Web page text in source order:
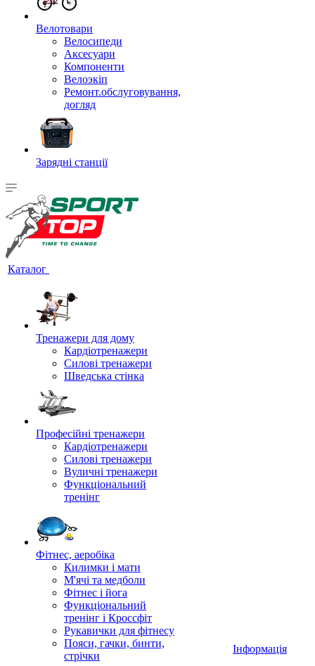
Велотовари
Велосипеди
Аксесуари
Компоненти
Велоэкіп
Ремонт.обслуговування,
догляд
Зарядні станції
Каталог
Тренажери для дому
Кардіотренажери
Силові тренажери
Шведська стінка
Професійні тренажери
Кардіотренажери
Силові тренажери
Вуличні тренажери
Функціональний
тренінг
Фітнес, аеробіка
Килимки і мати
М'ячі та медболи
Фітнес і йога
Функціональний
тренінг і Кроссфіт
Рукавички для фітнесу
Пояси, гачки, бинти,
стрічки
Інформація